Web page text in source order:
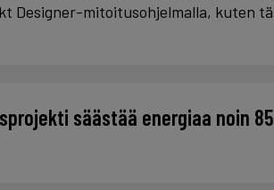
Designer-mitoitusohjelmalla, kuten
säästää energiaa noin